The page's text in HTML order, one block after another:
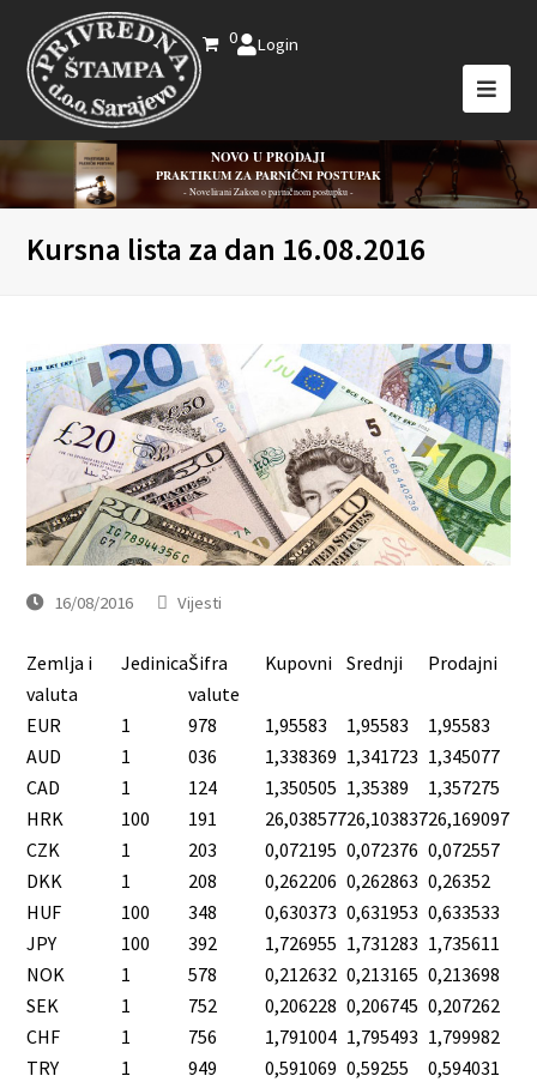
0 Login
NOVO U PRODAJI
PRAKTIKUM ZA PARNIČNI POSTUPAK
- Novelirani Zakon o parničnom postupku -
Kursna lista za dan 16.08.2016
16/08/2016 Vijesti
Zemlja i
valuta
JedinicaŠifra
valute
Kupovni Srednji Prodajni
EUR 1 978 1,95583 1,95583
1,95583
AUD
1 036 1,338369 1,341723 1,345077
CAD
1 124 1,350505 1,35389
1,357275
HRK
100 191 26,03857726,10383726,169097
CZK
1 203 0,072195 0,072376 0,072557
DKK
1 208 0,262206 0,262863 0,26352
HUF
100 348 0,630373 0,631953 0,633533
JPY
100 392 1,726955 1,731283 1,735611
NOK
1 578 0,212632 0,213165 0,213698
SEK
1 752 0,206228 0,206745 0,207262
CHF
1 756 1,791004 1,795493 1,799982
TRY
1 949 0,591069 0,59255
0,594031